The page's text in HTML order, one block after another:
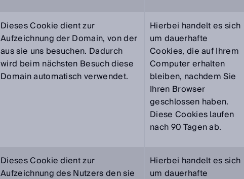
Dieses Cookie dient zur
Aufzeichnung der Domain, von der
aus sie uns besuchen. Dadurch
wird beim nächsten Besuch diese
Domain automatisch verwendet.
Hierbei handelt es sich
um dauerhafte
Cookies, die auf Ihrem
Computer erhalten
bleiben, nachdem Sie
Ihren Browser
geschlossen haben.
Diese Cookies laufen
nach 90 Tagen ab.
Dieses Cookie dient zur
Aufzeichnung des Nutzers den sie
Hierbei handelt es sich
um dauerhafte